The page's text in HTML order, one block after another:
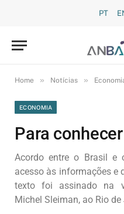
PT
Home » Notícias »
ECONOMIA
Para
Acordo entre o Brasil e
acesso às informações e
texto foi assinado na
Michel Sleiman, ao Rio de